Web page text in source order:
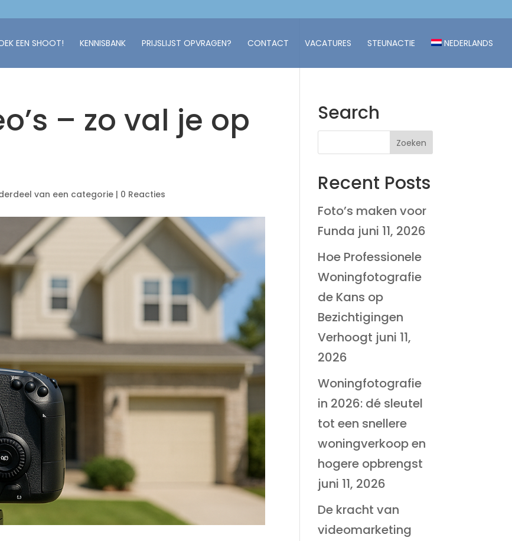
EEN SHOOT! KENNISBANK PRIJSLIJST OPVRAGEN? CONTACT VACATURES STEUNACTIE NEDERLANDS
– zo val je op
van een categorie | 0 Reacties
Search
Recent Posts
Foto’s maken voor
Funda juni 11, 2026
Hoe Professionele
Woningfotografie
de Kans op
Bezichtigingen
Verhoogt juni 11,
2026
Woningfotografie
in 2026: dé sleutel
tot een snellere
woningverkoop en
hogere opbrengst
juni 11, 2026
De kracht van
videomarketing